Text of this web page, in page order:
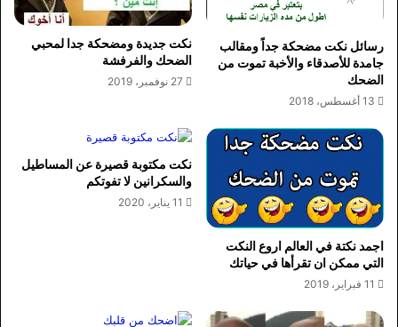
رسائل نكت مضحكة جداً ومقالب
جامدة للأصدقاء والأخبة تموت من
الضحك
13 أغسطس، 2018
نكت جديدة ومضحكة جدا لمحبي
الضحك والفرفشة
27 نوفمبر، 2019
اجمد نكتة في العالم اروع النكت
التي ممكن ان تقرأها في حياتك
11 فبراير، 2019
نكت مكتوبة قصيرة عن المساطيل
والسكرانين لا تفوتكم
11 يناير، 2020